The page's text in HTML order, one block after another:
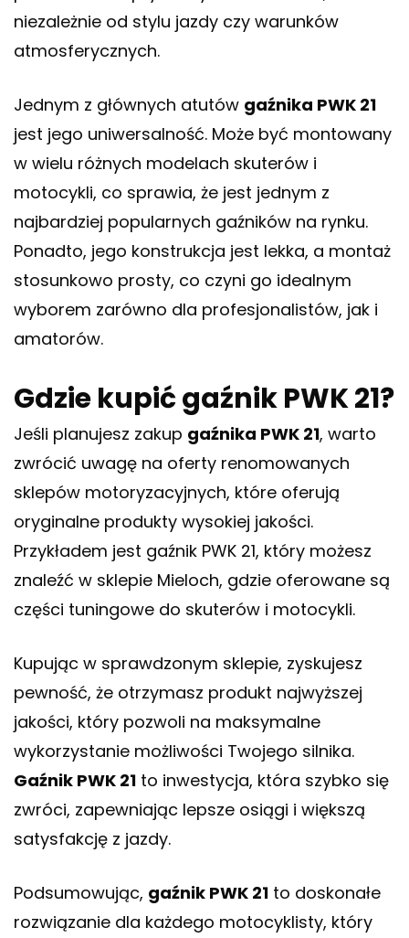
niezależnie od stylu jazdy czy warunków
atmosferycznych.
Jednym z głównych atutów gaźnika PWK 21
jest jego uniwersalność. Może być montowany
w wielu różnych modelach skuterów i
motocykli, co sprawia, że jest jednym z
najbardziej popularnych gaźników na rynku.
Ponadto, jego konstrukcja jest lekka, a montaż
stosunkowo prosty, co czyni go idealnym
wyborem zarówno dla profesjonalistów, jak i
amatorów.
Gdzie kupić gaźnik PWK 21?
Jeśli planujesz zakup gaźnika PWK 21, warto
zwrócić uwagę na oferty renomowanych
sklepów motoryzacyjnych, które oferują
oryginalne produkty wysokiej jakości.
Przykładem jest gaźnik PWK 21, który możesz
znaleźć w sklepie Mieloch, gdzie oferowane są
części tuningowe do skuterów i motocykli.
Kupując w sprawdzonym sklepie, zyskujesz
pewność, że otrzymasz produkt najwyższej
jakości, który pozwoli na maksymalne
wykorzystanie możliwości Twojego silnika.
Gaźnik PWK 21 to inwestycja, która szybko się
zwróci, zapewniając lepsze osiągi i większą
satysfakcję z jazdy.
Podsumowując, gaźnik PWK 21 to doskonałe
rozwiązanie dla każdego motocyklisty, który